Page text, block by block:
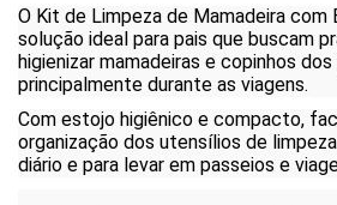
O Kit de Limpeza de Mamadeira com
solução ideal para pais que buscam
higienizar mamadeiras e copinhos
principalmente durante as viagens.
Com estojo higiênico e compacto,
organização dos utensílios de
diário e para levar em passeios e